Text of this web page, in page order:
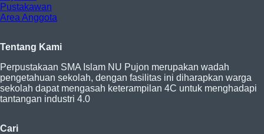
Pustakawan
Area Anggota
Tentang Kami
Perpustakaan SMA Islam NU Pujon merupakan wadah
pengetahuan sekolah, dengan fasilitas ini diharapkan warga
sekolah dapat mengasah keterampilan 4C untuk menghadapi
tantangan industri 4.0
Cari